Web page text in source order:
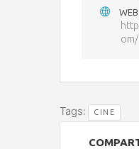
WEB
om/
Tags: CINE